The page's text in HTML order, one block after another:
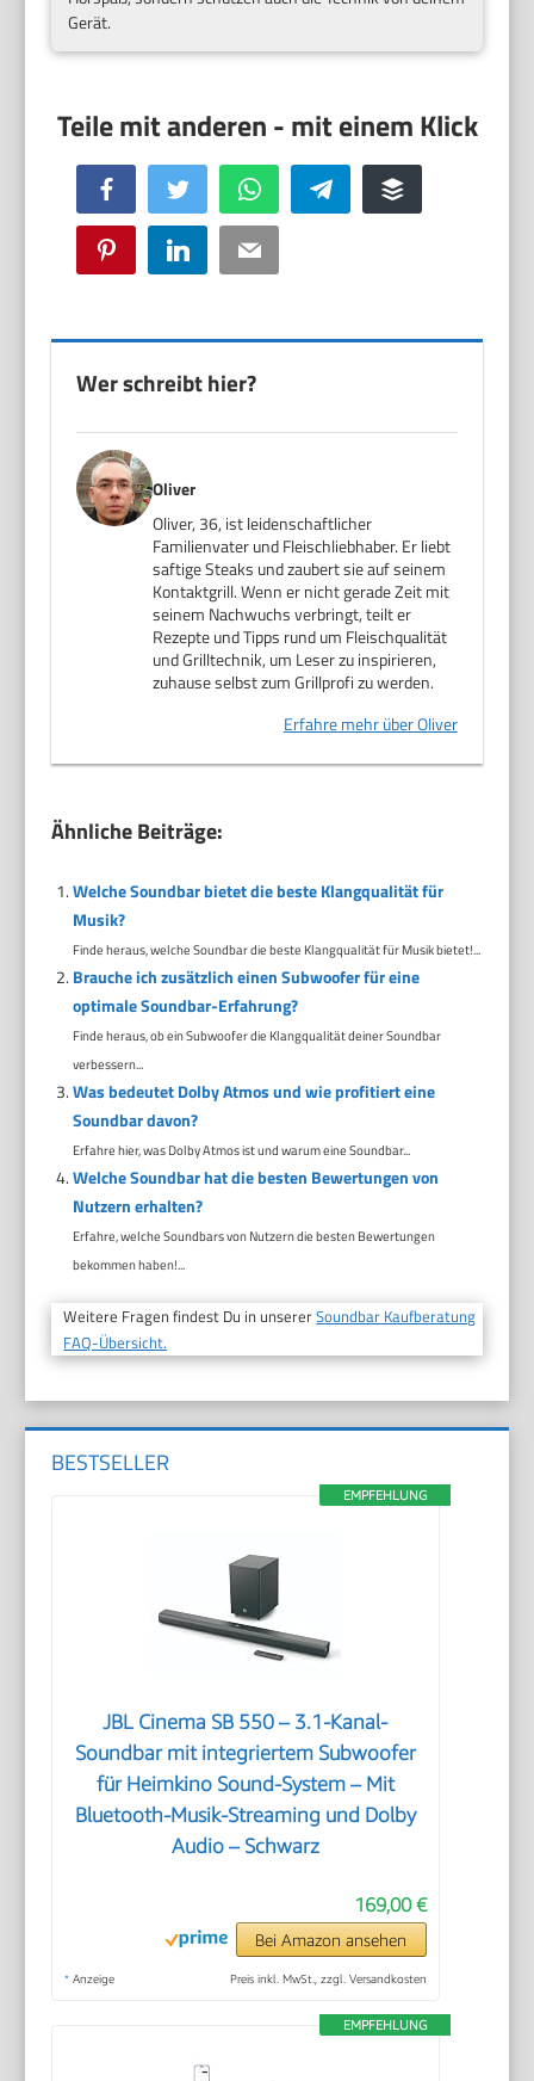
Gerät.
Facebook Twitter WhatsApp Telegram Buffer
Pinterest LinkedIn Email
Wer schreibt hier?
Oliver
Oliver, 36, ist leidenschaftlicher
Familienvater und Fleischliebhaber. Er liebt
saftige Steaks und zaubert sie auf seinem
Kontaktgrill. Wenn er nicht gerade Zeit mit
seinem Nachwuchs verbringt, teilt er
Rezepte und Tipps rund um Fleischqualität
und Grilltechnik, um Leser zu inspirieren,
zuhause selbst zum Grillprofi zu werden.
Erfahre mehr über Oliver
Ähnliche Beiträge:
Welche Soundbar bietet die beste Klangqualität für
Musik?
Finde heraus, welche Soundbar die beste Klangqualität für Musik bietet!...
Brauche ich zusätzlich einen Subwoofer für eine
optimale Soundbar-Erfahrung?
Finde heraus, ob ein Subwoofer die Klangqualität deiner Soundbar
verbessern...
Was bedeutet Dolby Atmos und wie profitiert eine
Soundbar davon?
Erfahre hier, was Dolby Atmos ist und warum eine Soundbar...
Welche Soundbar hat die besten Bewertungen von
Nutzern erhalten?
Erfahre, welche Soundbars von Nutzern die besten Bewertungen
bekommen haben!...
Weitere Fragen findest Du in unsererSoundbar Kaufberatung
FAQ-Übersicht.
BESTSELLER
EMPFEHLUNG
JBL Cinema SB 550 – 3.1-Kanal-
Soundbar mit integriertem Subwoofer
für Heimkino Sound-System – Mit
Bluetooth-Musik-Streaming und Dolby
Audio – Schwarz
169,00 €
Bei Amazon ansehen
* Anzeige Preis inkl. MwSt., zzgl. Versandkosten
EMPFEHLUNG